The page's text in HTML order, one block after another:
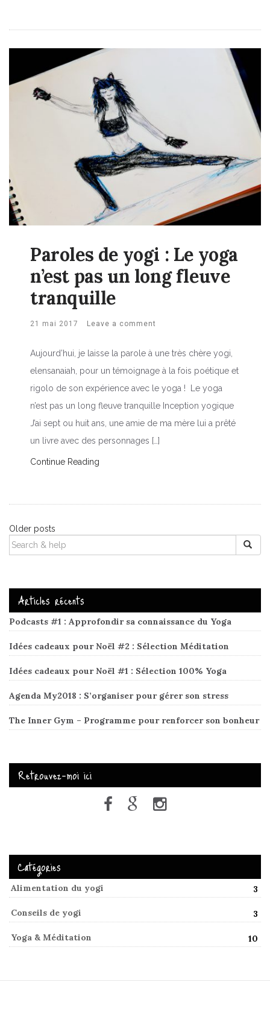
Paroles de yogi : Le yoga
n’est pas un long fleuve
tranquille
21 mai 2017 Leave a comment
Aujourd’hui, je laisse la parole à une très chère yogi,
elensanaiah, pour un témoignage à la fois poétique et
rigolo de son expérience avec le yoga ! Le yoga
n’est pas un long fleuve tranquille Inception yogique
J’ai sept ou huit ans, une amie de ma mère lui a prêté
un livre avec des personnages […]
Continue Reading
Posts
navigation
Older posts
SEARCH
FOR:
Articles récents
Podcasts #1 : Approfondir sa connaissance du Yoga
Idées cadeaux pour Noël #2 : Sélection Méditation
Idées cadeaux pour Noël #1 : Sélection 100% Yoga
Agenda My2018 : S’organiser pour gérer son stress
The Inner Gym – Programme pour renforcer son bonheur
Retrouvez-moi ici
Catégories
Alimentation du yogi 3
Conseils de yogi 3
Yoga & Méditation 10